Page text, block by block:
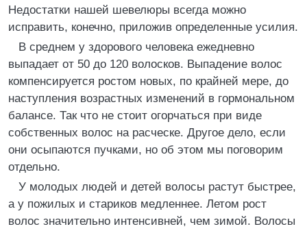
Недостатки нашей шевелюры всегда можно
исправить, конечно, приложив определенные усилия.
В среднем у здорового человека ежедневно
выпадает от 50 до 120 волосков. Выпадение волос
компенсируется ростом новых, по крайней мере, до
наступления возрастных изменений в гормональном
балансе. Так что не стоит огорчаться при виде
собственных волос на расческе. Другое дело, если
они осыпаются пучками, но об этом мы поговорим
отдельно.
У молодых людей и детей волосы растут быстрее,
а у пожилых и стариков медленнее. Летом рост
волос значительно интенсивней, чем зимой. Волосы